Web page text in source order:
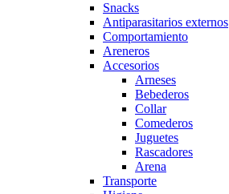
Snacks
Antiparasitarios externos
Comportamiento
Areneros
Accesorios
Arneses
Bebederos
Collar
Comederos
Juguetes
Rascadores
Arena
Transporte